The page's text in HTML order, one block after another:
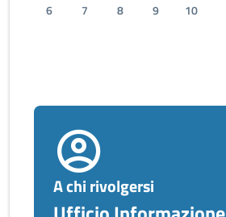
6
7 8 9 10
A chi rivolgersi